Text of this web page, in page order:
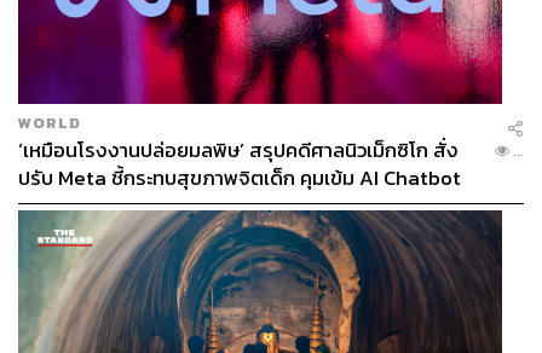
WORLD
‘เหมือนโรงงานปล่อยมลพิษ’ สรุปคดีศาลนิวเม็กซิโก สั่ง
ปรับ Meta ชี้กระทบสุขภาพจิตเด็ก คุมเข้ม AI Chatbot
...